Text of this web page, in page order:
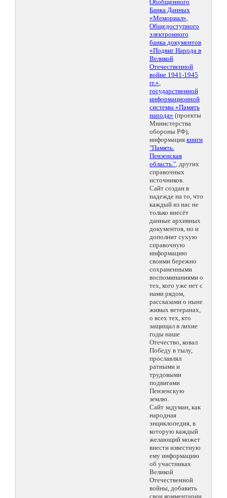
Обобщенного
Банка Данных
«Мемориал»,
Общедоступного
электронного
банка документов
«Подвиг Народа в
Великой
Отечественной
войне 1941-1945
гг.»,
государственной
информационной
системы «Память
народа» (проекты
Министерства
обороны РФ),
информация книги
"Память.
Пензенская
область.", других
справочных
источников.
Сайт создан в
надежде на то, что
каждый из нас не
только внесёт
данные архивных
документов, но и
дополнит сухую
справочную
информацию
своими бережно
сохраненными
воспоминаниями о
тех, кого уже нет с
нами рядом,
рассказами о ныне
живых ветеранах,
о всех тех, кто
защищал в лихие
годы наше
Отечество, ковал
Победу в тылу,
прославлял
ратными и
трудовыми
подвигами
Пензенскую
землю.
Сайт задуман, как
народная
энциклопедия, в
которую каждый
желающий может
внести известную
ему информацию
об участниках
Великой
Отечественной
войны, добавить
свои комментарии